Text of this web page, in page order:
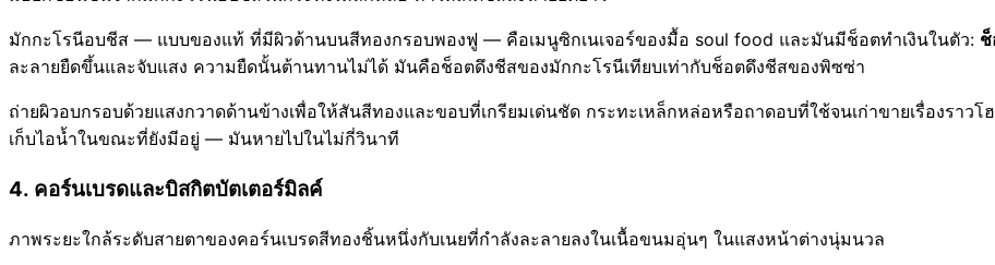
มักกะโรนีอบชีส — แบบของแท้ ที่มีผิวด้านบนสีทองกรอบพองฟู — คือเมนูซิกเนเจอร์ของมื้อ soul food และมันมีช็อตทำเงินในตัว:
ละลายยืดขึ้นและจับแสง ความยืดนั้นต้านทานไม่ได้ มันคือช็อตดึงชีสของมักกะโรนีเทียบเท่ากับช็อตดึงชีสของพิซซ่า
ถ่ายผิวอบกรอบด้วยแสงกวาดด้านข้างเพื่อให้สันสีทองและขอบที่เกรียมเด่นชัด กระทะเหล็กหล่อหรือถาดอบที่ใช้จนเก่าขายเรื่องราว
เก็บไอน้ำในขณะที่ยังมีอยู่ — มันหายไปในไม่กี่วินาที
4. คอร์นเบรดและบิสกิตบัตเตอร์มิลค์
ภาพระยะใกล้ระดับสายตาของคอร์นเบรดสีทองชิ้นหนึ่งกับเนยที่กำลังละลายลงในเนื้อขนมอุ่นๆ ในแสงหน้าต่างนุ่มนวล